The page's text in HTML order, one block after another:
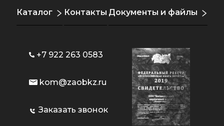
Каталог Контакты Документы и файлы
+7 922 263 0583
kom@zaobkz.ru
Заказать звонок